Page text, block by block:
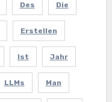
Des Die
Erstellen
Ist Jahr
LLMs Man